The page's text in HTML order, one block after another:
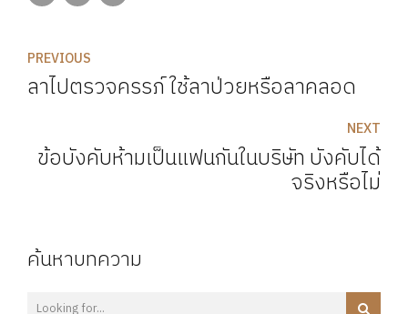
PREVIOUS
ลาไปตรวจครรภ์ ใช้ลาป่วยหรือลาคลอด
NEXT
ข้อบังคับห้ามเป็นแฟนกันในบริษัท บังคับได้
จริงหรือไม่
ค้นหาบทความ